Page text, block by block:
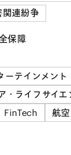
関連紛争
保障
ーテインメント
・ライフサイエ
FinTech 航